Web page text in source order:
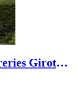
Girot